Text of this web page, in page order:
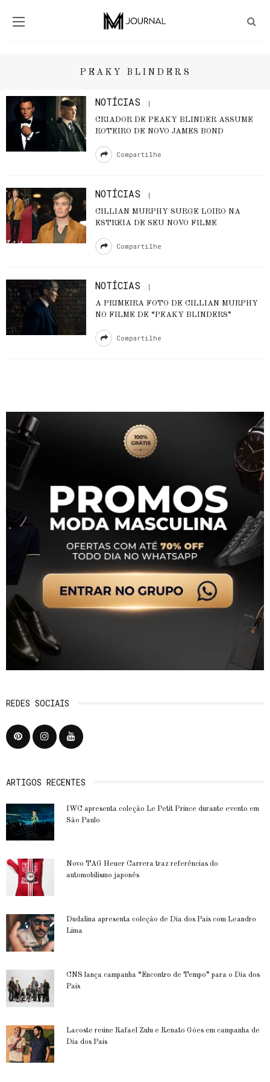
PEAKY BLINDERS
NOTÍCIAS
CRIADOR DE PEAKY BLINDER ASSUME
ROTEIRO DE NOVO JAMES BOND
Compartilhe
NOTÍCIAS
CILLIAN MURPHY SURGE LOIRO NA
ESTREIA DE SEU NOVO FILME
Compartilhe
NOTÍCIAS
A PRIMEIRA FOTO DE CILLIAN MURPHY
NO FILME DE “PEAKY BLINDERS”
Compartilhe
REDES SOCIAIS
ARTIGOS RECENTES
IWC apresenta coleção Le Petit Prince durante evento em
São Paulo
Novo TAG Heuer Carrera traz referências do
automobilismo japonês
Dudalina apresenta coleção de Dia dos Pais com Leandro
Lima
CNS lança campanha “Encontro de Tempo” para o Dia dos
Pais
Lacoste reúne Rafael Zulu e Renato Góes em campanha de
Dia dos Pais